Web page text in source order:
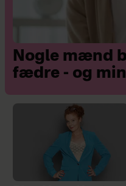
Nogle mænd
fædre - og